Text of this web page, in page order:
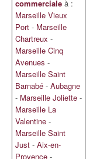
commercialeà :
Marseille Vieux
Port - Marseille
Chartreux -
Marseille Cinq
Avenues -
Marseille Saint
Barnabé - Aubagne
- Marseille Joliette -
Marseille La
Valentine -
Marseille Saint
Just - Aix-en-
Provence -